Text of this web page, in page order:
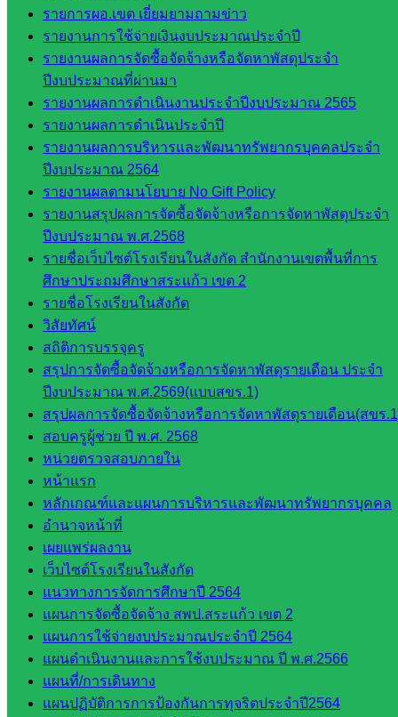
รายการผอ.เขต เยี่ยมยามถามข่าว
รายงานการใช้จ่ายเงินงบประมาณประจำปี
รายงานผลการจัดซื้อจัดจ้างหรือจัดหาพัสดุประจำ
ปีงบประมาณที่ผ่านมา
รายงานผลการดำเนินงานประจำปีงบประมาณ 2565
รายงานผลการดำเนินประจำปี
รายงานผลการบริหารและพัฒนาทรัพยากรบุคคลประจำ
ปีงบประมาณ 2564
รายงานผลตามนโยบาย No Gift Policy
รายงานสรุปผลการจัดซื้อจัดจ้างหรือการจัดหาพัสดุประจำ
ปีงบประมาณ พ.ศ.2568
รายชื่อเว็บไซต์โรงเรียนในสังกัด สำนักงานเขตพื้นที่การ
ศึกษาประถมศึกษาสระแก้ว เขต 2
รายชื่อโรงเรียนในสังกัด
วิสัยทัศน์
สถิติการบรรจุครู
สรุปการจัดซื้อจัดจ้างหรือการจัดหาพัสดุรายเดือน ประจำ
ปีงบประมาณ พ.ศ.2569(แบบสขร.1)
สรุปผลการจัดซื้อจัดจ้างหรือการจัดหาพัสดุรายเดือน(สขร
สอบครูผู้ช่วย ปี พ.ศ. 2568
หน่วยตรวจสอบภายใน
หน้าแรก
หลักเกณฑ์และแผนการบริหารและพัฒนาทรัพยากรบุคคล
อำนาจหน้าที่
เผยแพร่ผลงาน
เว็บไซต์โรงเรียนในสังกัด
แนวทางการจัดการศึกษาปี 2564
แผนการจัดซื้อจัดจ้าง สพป.สระแก้ว เขต 2
แผนการใช้จ่ายงบประมาณประจำปี 2564
แผนดำเนินงานและการใช้งบประมาณ ปี พ.ศ.2566
แผนที่/การเดินทาง
แผนปฏิบัติการการป้องกันการทุจริตประจำปี2564
เว็บไซต์
หลักสูตร
ต้าน
ทุจริต
ห้อง
นิเทศ
ศน.นิพนธ์
พรมพิไล
ห้อง
นิเทศ
ศน.ชยา
ธิศ/
ศน.อัญชลี
ห้อง
นิเทศ
ดร.สราว
ดี เพ็งศรี
โคตร
เว็บไซต์
คณะ
กรรมการ
ก.ต.ป.น.
เว็บไซต์
อ.ค.ก.ศ.เขต
ดาวน์โหลด
เอกสาร